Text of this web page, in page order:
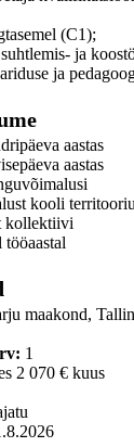
(C1);
ja
ja
aastas
aastas
kooli
kollektiivi
maakond,
1
2 070 € kuus